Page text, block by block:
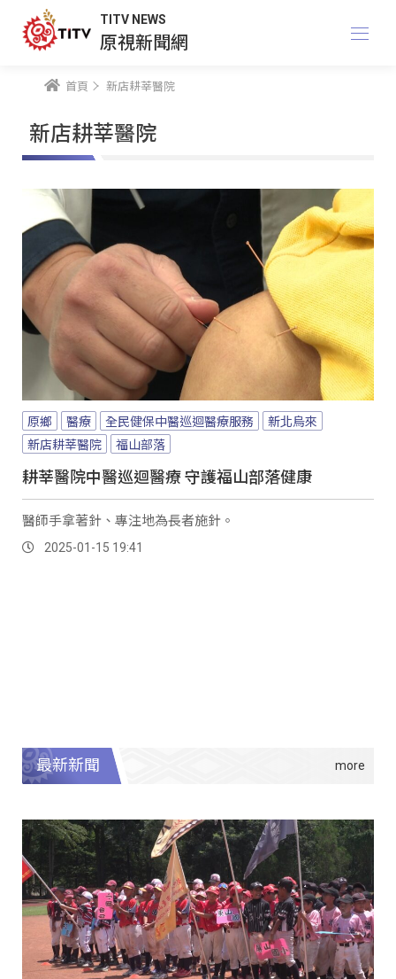
TITV NEWS
原視新聞網
首頁 新店耕莘醫院
新店耕莘醫院
原鄉 醫療 全民健保中醫巡迴醫療服務
新北烏來
新店耕莘醫院
福山部落
耕莘醫院中醫巡迴醫療 守護福山部落健康
醫師手拿著針、專注地為長者施針。
2025-01-15 19:41
最新新聞